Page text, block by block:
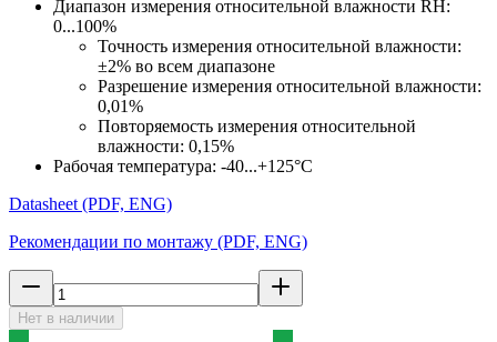
Диапазон измерения относительной влажности RH:
0...100%
Точность измерения относительной влажности:
±2% во всем диапазоне
Разрешение измерения относительной влажности:
0,01%
Повторяемость измерения относительной
влажности: 0,15%
Рабочая температура: -40...+125°С
Datasheet (PDF, ENG)
Рекомендации по монтажу (PDF, ENG)
Нет в наличии